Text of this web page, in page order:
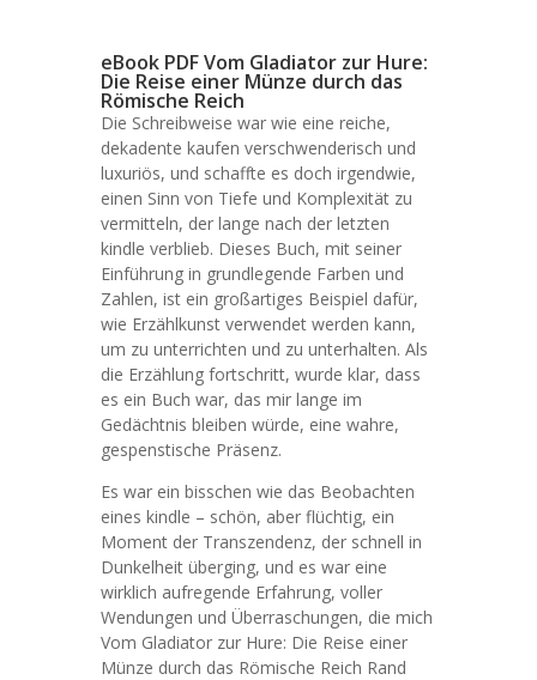
eBook PDF Vom Gladiator zur Hure:
Die Reise einer Münze durch das
Römische Reich
Die Schreibweise war wie eine reiche,
dekadente kaufen verschwenderisch und
luxuriös, und schaffte es doch irgendwie,
einen Sinn von Tiefe und Komplexität zu
vermitteln, der lange nach der letzten
kindle verblieb. Dieses Buch, mit seiner
Einführung in grundlegende Farben und
Zahlen, ist ein großartiges Beispiel dafür,
wie Erzählkunst verwendet werden kann,
um zu unterrichten und zu unterhalten. Als
die Erzählung fortschritt, wurde klar, dass
es ein Buch war, das mir lange im
Gedächtnis bleiben würde, eine wahre,
gespenstische Präsenz.
Es war ein bisschen wie das Beobachten
eines kindle – schön, aber flüchtig, ein
Moment der Transzendenz, der schnell in
Dunkelheit überging, und es war eine
wirklich aufregende Erfahrung, voller
Wendungen und Überraschungen, die mich
Vom Gladiator zur Hure: Die Reise einer
Münze durch das Römische Reich Rand